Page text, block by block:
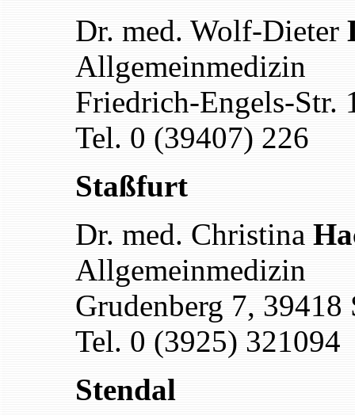
Dr. med. Wolf-Dieter
Allgemeinmedizin
Friedrich-Engels-Str.
Tel. 0 (39407) 226
Staßfurt
Dr. med. Christina
Allgemeinmedizin
Grudenberg 7, 39418
Tel. 0 (3925) 321094
Stendal